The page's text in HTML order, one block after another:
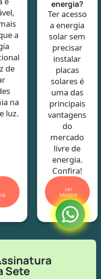
a
de
na
luz.
energia?
Ter acesso
a energia
solar sem
precisar
instalar
placas
solares é
uma das
principais
vantagens
do
mercado
livre de
energia.
Confira!
Ler
Matéria
Sete